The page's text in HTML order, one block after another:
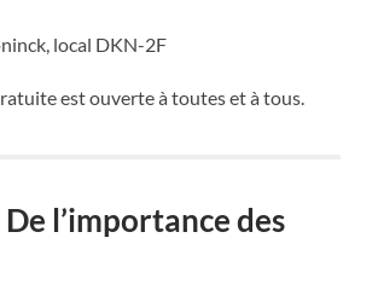
local DKN-2F
est ouverte à toutes et à tous.
De l’importance des